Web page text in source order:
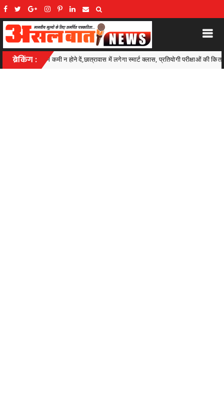
ब्रेकिंग :
स्मार्ट क्लास, प्रतियोगी परीक्षाओं की किताबें और कंप्यूटर भी मिलेंगे Ambagarh